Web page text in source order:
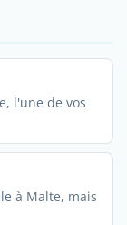
l'une de vos
à Malte, mais